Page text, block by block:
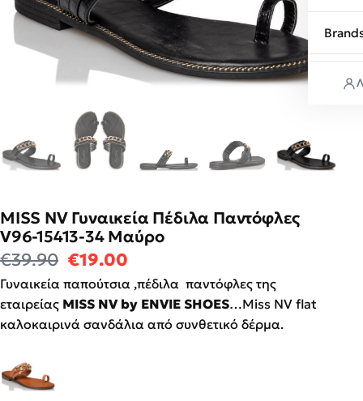
MISS NV Γυναικεία Πέδιλα Παντόφλες
V96-15413-34 Mαύρο
€39.90 Original price was: €39.90.
€19.00
Γυναικεία παπούτσια ,πέδιλα παντόφλες της
εταιρείας MISS NV by ENVIE SHOES…Miss NV flat
καλοκαιρινά σανδάλια από συνθετικό δέρμα.